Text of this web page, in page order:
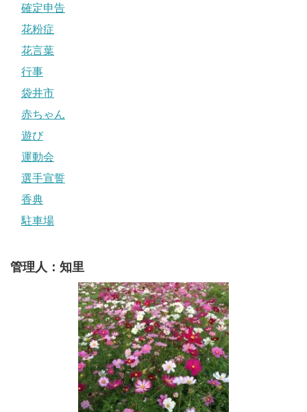
確定申告
花粉症
花言葉
行事
袋井市
赤ちゃん
遊び
運動会
選手宣誓
香典
駐車場
管理人：知里